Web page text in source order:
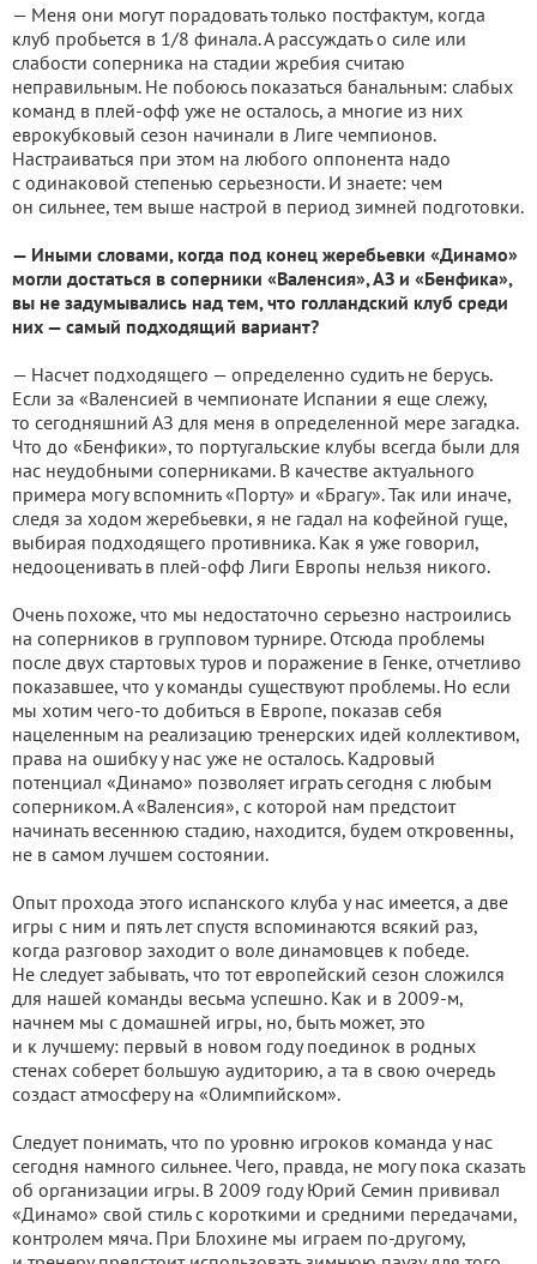
— Меня они могут порадовать только постфактум, когда
клуб пробьется в 1/8 финала. А рассуждать о силе или
слабости соперника на стадии жребия считаю
неправильным. Не побоюсь показаться банальным: слабых
команд в плей-офф уже не осталось, а многие из них
еврокубковый сезон начинали в Лиге чемпионов.
Настраиваться при этом на любого оппонента надо
с одинаковой степенью серьезности. И знаете: чем
он сильнее, тем выше настрой в период зимней подготовки.
— Иными словами, когда под конец жеребьевки «Динамо»
могли достаться в соперники «Валенсия», АЗ и «Бенфика»,
вы не задумывались над тем, что голландский клуб среди
них — самый подходящий вариант?
— Насчет подходящего — определенно судить не берусь.
Если за «Валенсией в чемпионате Испании я еще слежу,
то сегодняшний АЗ для меня в определенной мере загадка.
Что до «Бенфики», то португальские клубы всегда были для
нас неудобными соперниками. В качестве актуального
примера могу вспомнить «Порту» и «Брагу». Так или иначе,
следя за ходом жеребьевки, я не гадал на кофейной гуще,
выбирая подходящего противника. Как я уже говорил,
недооценивать в плей-офф Лиги Европы нельзя никого.
Очень похоже, что мы недостаточно серьезно настроились
на соперников в групповом турнире. Отсюда проблемы
после двух стартовых туров и поражение в Генке, отчетливо
показавшее, что у команды существуют проблемы. Но если
мы хотим чего-то добиться в Европе, показав себя
нацеленным на реализацию тренерских идей коллективом,
права на ошибку у нас уже не осталось. Кадровый
потенциал «Динамо» позволяет играть сегодня с любым
соперником. А «Валенсия», с которой нам предстоит
начинать весеннюю стадию, находится, будем откровенны,
не в самом лучшем состоянии.
Опыт прохода этого испанского клуба у нас имеется, а две
игры с ним и пять лет спустя вспоминаются всякий раз,
когда разговор заходит о воле динамовцев к победе.
Не следует забывать, что тот европейский сезон сложился
для нашей команды весьма успешно. Как и в 2009-м,
начнем мы с домашней игры, но, быть может, это
и к лучшему: первый в новом году поединок в родных
стенах соберет большую аудиторию, а та в свою очередь
создаст атмосферу на «Олимпийском».
Следует понимать, что по уровню игроков команда у нас
сегодня намного сильнее. Чего, правда, не могу пока сказать
об организации игры. В 2009 году Юрий Семин прививал
«Динамо» свой стиль с короткими и средними передачами,
контролем мяча. При Блохине мы играем по-другому,